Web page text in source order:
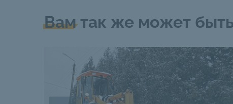
Вам так же может